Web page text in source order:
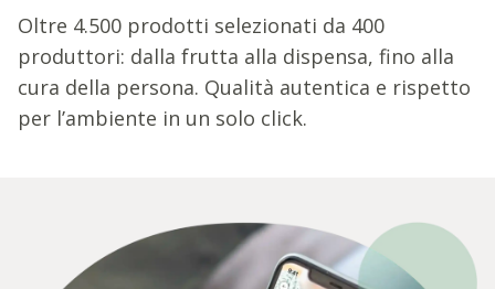
Oltre 4.500 prodotti selezionati da 400
produttori: dalla frutta alla dispensa, fino alla
cura della persona. Qualità autentica e rispetto
per l’ambiente in un solo click.